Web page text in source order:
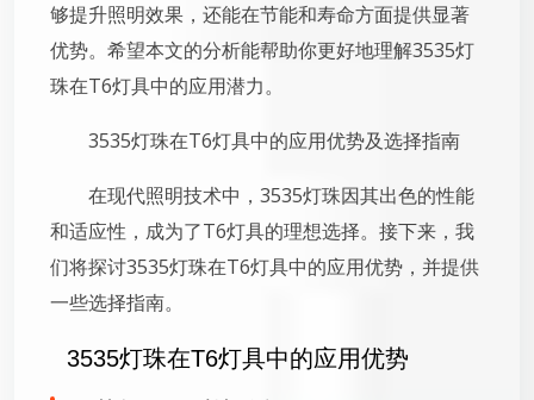
够提升照明效果，还能在节能和寿命方面提供显著
优势。希望本文的分析能帮助你更好地理解3535灯
珠在T6灯具中的应用潜力。
3535灯珠在T6灯具中的应用优势及选择指南
在现代照明技术中，3535灯珠因其出色的性能
和适应性，成为了T6灯具的理想选择。接下来，我
们将探讨3535灯珠在T6灯具中的应用优势，并提供
一些选择指南。
3535灯珠在T6灯具中的应用优势